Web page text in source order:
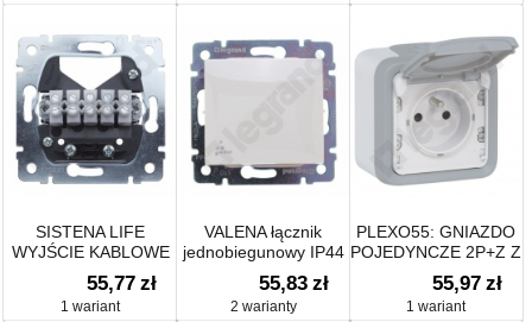
SISTENA LIFE
WYJŚCIE KABLOWE
Z ZACISKAMI 5 X 2,5
MM2
55,77 zł
1 wariant
VALENA łącznik
jednobiegunowy IP44
10AX-250~
55,83 zł
2 warianty
PLEXO55: GNIAZDO
POJEDYNCZE 2P+Z Z
PRZYSZŁONĄ SZARE
KOMPLET 16A-250V~
55,97 zł
1 wariant